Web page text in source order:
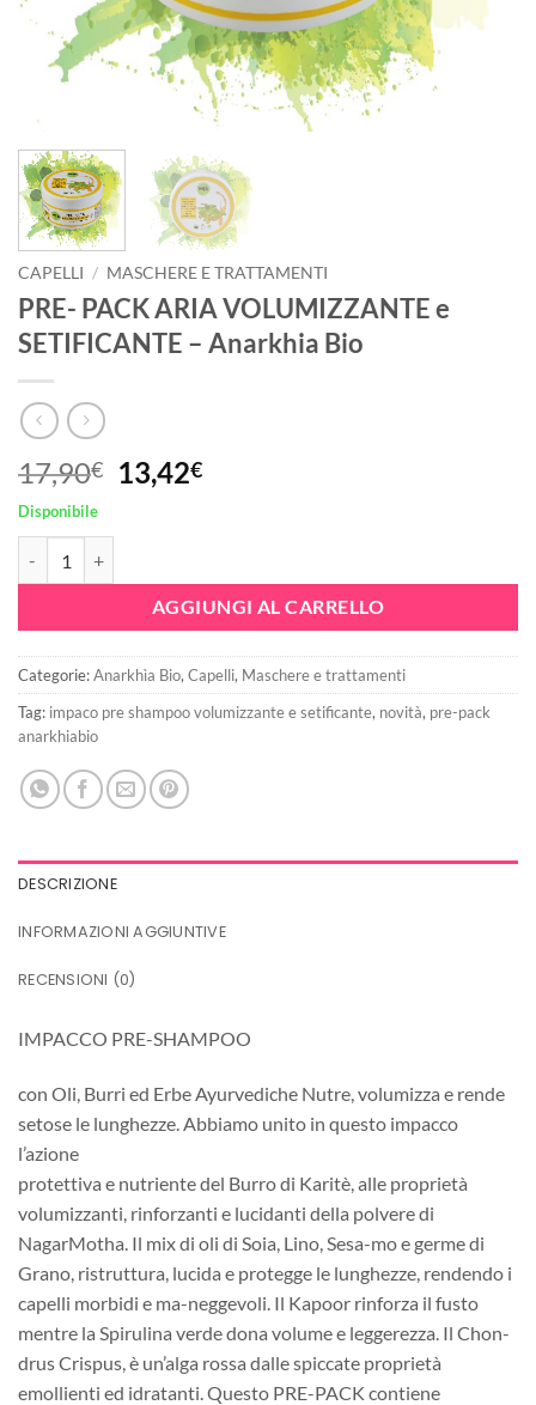
CAPELLI / MASCHERE E TRATTAMENTI
PRE- PACK ARIA VOLUMIZZANTE e
SETIFICANTE – Anarkhia Bio
17,90€
Il
prezzo
17,90€.
13,42€Il
13,42€.
Disponibile
AGGIUNGI AL CARRELLO
Categorie:Anarkhìa Bio, Capelli, Maschere e trattamenti
Tag: impaco pre shampoo volumizzante e setificante, novità, pre-pack
anarkhiabio
DESCRIZIONE
INFORMAZIONI AGGIUNTIVE
RECENSIONI (0)
IMPACCO PRE-SHAMPOO
con Oli, Burri ed Erbe Ayurvediche Nutre, volumizza e rende
setose le lunghezze. Abbiamo unito in questo impacco
l’azione
protettiva e nutriente del Burro di Karitè, alle proprietà
volumizzanti, rinforzanti e lucidanti della polvere di
NagarMotha. Il mix di oli di Soia, Lino, Sesa-mo e germe di
Grano, ristruttura, lucida e protegge le lunghezze, rendendo i
capelli morbidi e ma-neggevoli. Il Kapoor rinforza il fusto
mentre la Spirulina verde dona volume e leggerezza. Il Chon-
drus Crispus, è un’alga rossa dalle spiccate proprietà
emollienti ed idratanti. Questo PRE-PACK contiene